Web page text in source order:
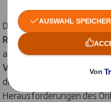
DS Smith war außerdem
Rednerbühnen. Stefan
and Innovations Director,
Vortrag „E-Commerce:
die Antworten von DS
Herausforderungen des